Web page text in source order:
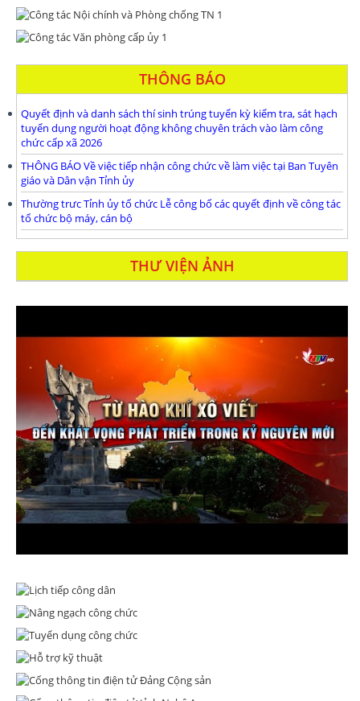
THÔNG BÁO
Quyết định và danh sách thí sinh trúng tuyển kỳ kiểm tra, sát hạch
tuyển dụng người hoạt động không chuyên trách vào làm công
chức cấp xã 2026
THÔNG BÁO Về việc tiếp nhận công chức về làm việc tại Ban Tuyên
giáo và Dân vận Tỉnh ủy
Thường trưc Tỉnh ủy tổ chức Lễ công bố các quyết định về công tác
tổ chức bộ máy, cán bộ
THƯ VIỆN ẢNH